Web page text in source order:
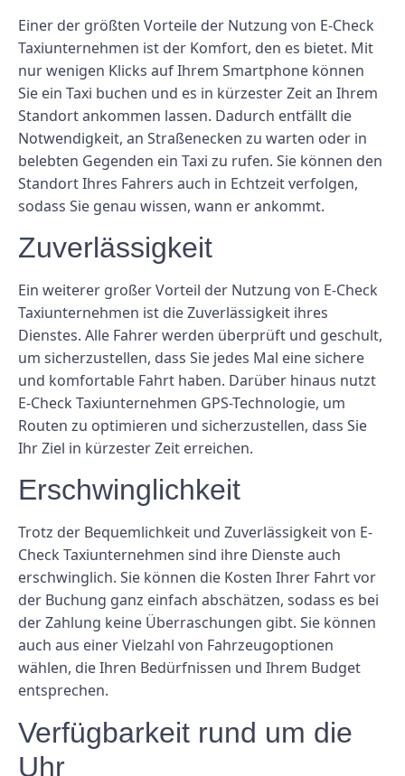
Einer der größten Vorteile der Nutzung von E-Check
Taxiunternehmen ist der Komfort, den es bietet. Mit
nur wenigen Klicks auf Ihrem Smartphone können
Sie ein Taxi buchen und es in kürzester Zeit an Ihrem
Standort ankommen lassen. Dadurch entfällt die
Notwendigkeit, an Straßenecken zu warten oder in
belebten Gegenden ein Taxi zu rufen. Sie können den
Standort Ihres Fahrers auch in Echtzeit verfolgen,
sodass Sie genau wissen, wann er ankommt.
Zuverlässigkeit
Ein weiterer großer Vorteil der Nutzung von E-Check
Taxiunternehmen ist die Zuverlässigkeit ihres
Dienstes. Alle Fahrer werden überprüft und geschult,
um sicherzustellen, dass Sie jedes Mal eine sichere
und komfortable Fahrt haben. Darüber hinaus nutzt
E-Check Taxiunternehmen GPS-Technologie, um
Routen zu optimieren und sicherzustellen, dass Sie
Ihr Ziel in kürzester Zeit erreichen.
Erschwinglichkeit
Trotz der Bequemlichkeit und Zuverlässigkeit von E-
Check Taxiunternehmen sind ihre Dienste auch
erschwinglich. Sie können die Kosten Ihrer Fahrt vor
der Buchung ganz einfach abschätzen, sodass es bei
der Zahlung keine Überraschungen gibt. Sie können
auch aus einer Vielzahl von Fahrzeugoptionen
wählen, die Ihren Bedürfnissen und Ihrem Budget
entsprechen.
Verfügbarkeit rund um die
Uhr